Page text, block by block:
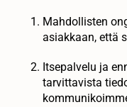
Mahdollisten
asiakkaan, että
Itsepalvelu ja
tarvittavista